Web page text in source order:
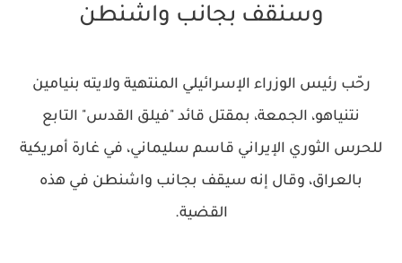
وسنقف بجانب واشنطن
رحّب رئيس الوزراء الإسرائيلي المنتهية ولايته بنيامين
نتنياهو، الجمعة، بمقتل قائد "فيلق القدس" التابع
للحرس الثوري الإيراني قاسم سليماني، في غارة أمريكية
بالعراق، وقال إنه سيقف بجانب واشنطن في هذه
القضية.